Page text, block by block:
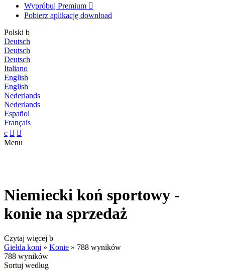
Wypróbuj Premium 
Pobierz aplikację download
Polski b
Deutsch
Deutsch
Deutsch
Italiano
English
English
Nederlands
Nederlands
Español
Français
c  
Menu
Niemiecki koń sportowy -
konie na sprzedaż
Czytaj więcej b
Giełda koni » Konie » 788 wyników
788 wyników
Sortuj według